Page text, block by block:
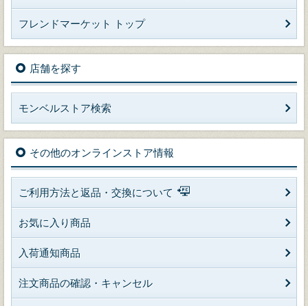
フレンドマーケット トップ
店舗を探す
モンベルストア検索
その他のオンラインストア情報
ご利用方法と返品・交換について
お気に入り商品
入荷通知商品
注文商品の確認・キャンセル